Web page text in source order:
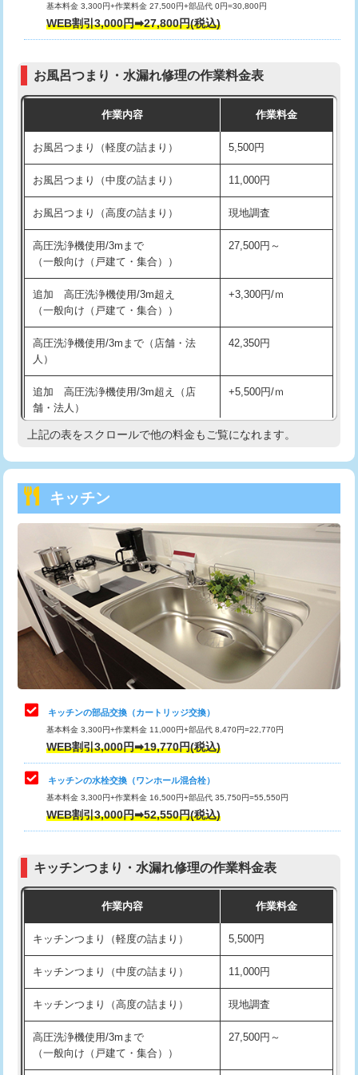
交換・取付（タンク）
交換・取付（普通便座） 11,000円+材料費
交換・取付（温水洗浄便座） 16,500円+材料費
交換・取付(単水栓（壁付・デッキ
式）)
13,200円+材料費
交換・取付(混合水栓（壁付・デッキ
式・ワンホール）)
16,500円+材料費
交換・取付(排水栓・排水トラップ
（P/S/ポップアップ））
22,000円+材料費
交換・取付（その他部品） 11,000円+材料費
持込商品取付（単水栓） 13,200円
持込商品取付（混合水栓）
持込商品取付（浄水器・分岐水栓） 16,500円
持込商品取付（温水洗浄便座） 22,000円
持込商品取付（普通便座⇔温水洗浄便
22,000円
給水管工事※（ホール加工)
給水管工事※（バンド止め) 3,300円
給水管工事※（支持金具設置) 5,500円
給水管工事※（保温材使用（バンド止
め込み）)
5,500円
給水管工事※（土の掘削・埋め戻し作
11,000円
給水管工事※（塩ビ管（VP・HI）使
用/3ｍまで)
給水管工事※（塩ビ管（VP・HI）使
用（追加）/3ｍ超え)
給水管工事※（ライニング鋼管・銅
管・ポリ管・HT管使用/3ｍまで)
44,000円
管・ポリ管・HT管使用/3ｍ超え)
排水管工事（土の掘削・埋め戻し作
11,000円~
排水管工事（排水管工事/3ｍまで） 55,000円
排水管工事（追加 排水管工事/3ｍ超
+11,000円
マス交換（土の掘削・埋め戻し作業）
マス交換（深さ50㎝未満）
基本料金 3,300円+作業料金 27,500円+部品代 0円=30,800円
WEB割引3,000円➡27,800円(税込)
お風呂つまり・水漏れ修理の作業料金表
作業内容 作業料金
お風呂つまり（軽度の詰まり） 5,500円
お風呂つまり（中度の詰まり） 11,000円
お風呂つまり（高度の詰まり） 現地調査
高圧洗浄機使用/3mまで
（一般向け（戸建て・集合））
27,500円～
追加 高圧洗浄機使用/3m超え
（一般向け（戸建て・集合））
+3,300円/ｍ
高圧洗浄機使用/3mまで（店舗・法
人）
42,350円
追加 高圧洗浄機使用/3m超え（店
舗・法人）
+5,500円/ｍ
高度高圧洗浄換 現地調査
トーラー機使用/3mまで
追加トーラー機使用/3m超え +3,300円
カメラ調査 33,000円
桝清掃 8,800円
止水・漏水調査・防水処理・清掃・修
理・調整・分解・加工など（軽作業）
11,000円
止水・漏水調査・防水処理・清掃・修
理・調整・分解・加工など（中作業）
22,000円
止水・漏水調査・防水処理・清掃・修
理・調整・分解・加工など（重作業）
33,000円
お風呂タンク脱着
その他部品の脱着
式・ワンホール）)
交換・取付(排水栓・排水トラップ
22,000円+材料費
持込商品取付（単水栓）
上記の表をスクロールで他の料金もご覧になれます。
キッチン
キッチンの部品交換（カートリッジ交換）
基本料金 3,300円+作業料金 11,000円+部品代 8,470円=22,770円
WEB割引3,000円➡19,770円(税込)
キッチンの水栓交換（ワンホール混合栓）
基本料金 3,300円+作業料金 16,500円+部品代 35,750円=55,550円
WEB割引3,000円➡52,550円(税込)
キッチンつまり・水漏れ修理の作業料金表
作業内容 作業料金
キッチンつまり（軽度の詰まり） 5,500円
キッチンつまり（中度の詰まり） 11,000円
キッチンつまり（高度の詰まり） 現地調査
高圧洗浄機使用/3mまで
（一般向け（戸建て・集合））
27,500円～